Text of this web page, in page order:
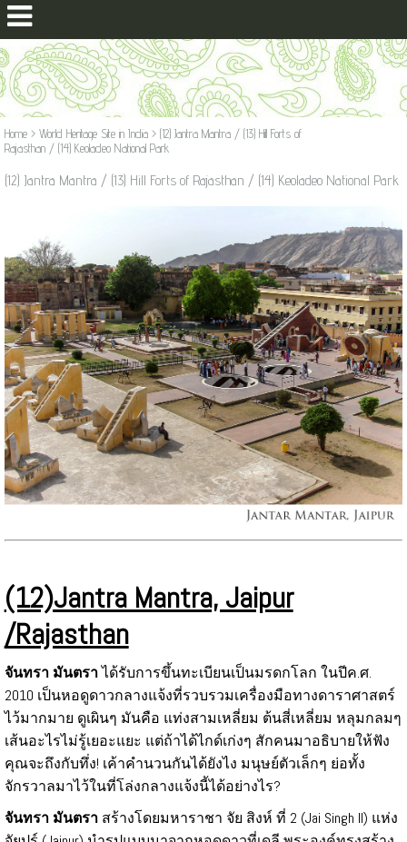
Home> World Heritage Site in India> (12) Jantra Mantra / (13) Hill Forts of
Rajasthan / (14) Keoladeo National Park
(12) Jantra Mantra / (13) Hill Forts of Rajasthan / (14) Keoladeo National Park
(12)Jantra Mantra, Jaipur
/Rajasthan
จันทรา มันตราได้รับการขึ้นทะเบียนเป็นมรดกโลก ในปีค.ศ.
2010 เป็นหอดูดาวกลางแจ้งที่รวบรวมเครื่องมือทางดาราศาสตร์
ไว้มากมาย ดูเผินๆ มันคือ แท่งสามเหลี่ยม ต้นสี่เหลี่ยม หลุมกลมๆ
เส้นอะไรไม่รู้เยอะแยะ แต่ถ้าได้ไกด์เก่งๆ สักคนมาอธิบายให้ฟัง
คุณจะถึงกับทึ่ง! เค้าคำนวนกันได้ยังไง มนุษย์ตัวเล็กๆ ย่อทั้ง
จักรวาลมาไว้ในที่โล่งกลางแจ้งนี้ได้อย่างไร?
จันทรา มันตราสร้างโดยมหาราชา จัย สิงห์ ที่ 2 (Jai Singh II) แห่ง